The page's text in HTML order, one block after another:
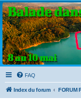
Clio V6 Passion
Le site français des passionnés
FAQ
Index du forum